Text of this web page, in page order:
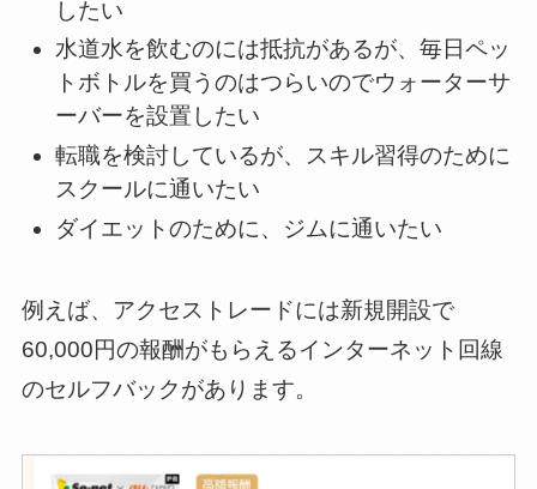
したい
水道水を飲むのには抵抗があるが、毎日ペッ
トボトルを買うのはつらいのでウォーターサ
ーバーを設置したい
転職を検討しているが、スキル習得のために
スクールに通いたい
ダイエットのために、ジムに通いたい
例えば、アクセストレードには新規開設で
60,000円の報酬がもらえるインターネット回線
のセルフバックがあります。